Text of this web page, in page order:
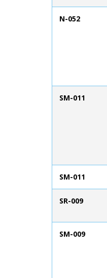
N-052
SM-011
SM-011
SR-009
SM-009